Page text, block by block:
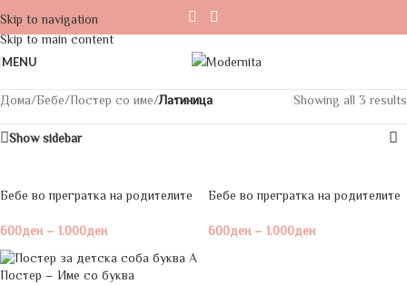
Skip to navigation
Skip to main content
MENU
Дома/Бебе/Постер со име/Латиница Showing all 3 results
Show sidebar
Бебе во прегратка на родителите
600ден – 1.000ден
Бебе во прегратка на родителите
600ден – 1.000ден
Постер – Име со буква